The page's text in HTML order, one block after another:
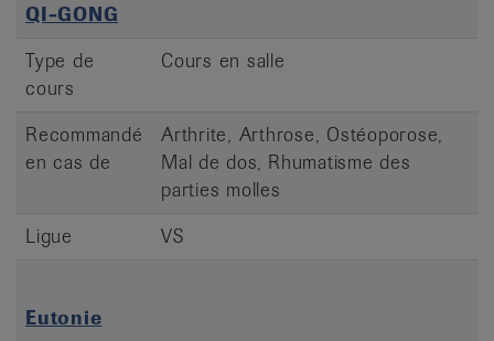
QI-GONG
Type de
cours
Cours en salle
Recommandé
en cas de
Arthrite, Arthrose, Ostéoporose,
Mal de dos, Rhumatisme des
parties molles
Ligue
VS
Eutonie